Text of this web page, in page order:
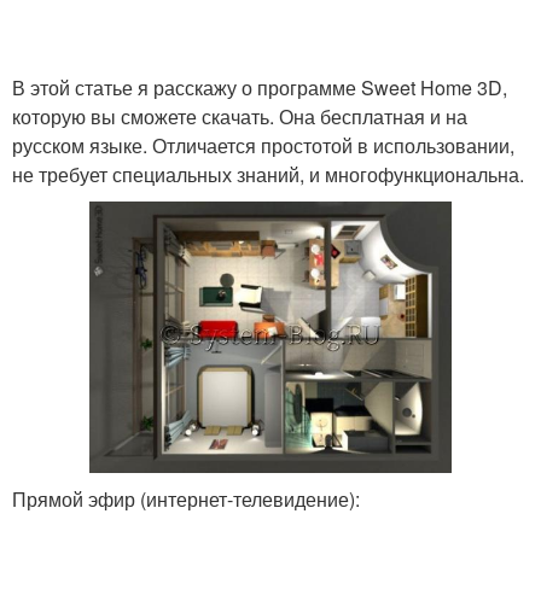
В этой статье я расскажу о программе Sweet Home 3D,
которую вы сможете скачать. Она бесплатная и на
русском языке. Отличается простотой в использовании,
не требует специальных знаний, и многофункциональна.
Прямой эфир (интернет-телевидение):